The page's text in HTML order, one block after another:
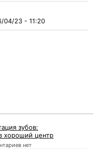
04/23 - 11:20
зубов:
хороший центр
нет